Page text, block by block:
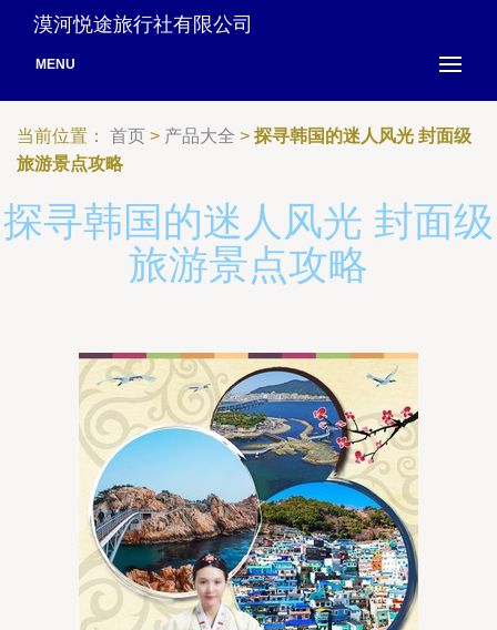
漠河悦途旅行社有限公司
MENU
当前位置： 首页 > 产品大全 > 探寻韩国的迷人风光 封面级
旅游景点攻略
探寻韩国的迷人风光 封面级
旅游景点攻略